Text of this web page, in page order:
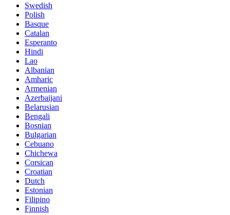
Swedish
Polish
Basque
Catalan
Esperanto
Hindi
Lao
Albanian
Amharic
Armenian
Azerbaijani
Belarusian
Bengali
Bosnian
Bulgarian
Cebuano
Chichewa
Corsican
Croatian
Dutch
Estonian
Filipino
Finnish